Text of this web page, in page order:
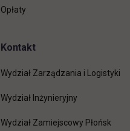
Opłaty
Kontakt
Wydział Zarządzania i Logistyki
Wydział Inżynieryjny
Wydział Zamiejscowy Płońsk